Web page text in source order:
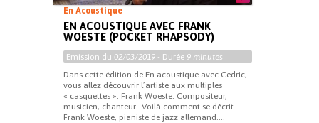
En Acoustique
EN ACOUSTIQUE AVEC FRANK
WOESTE (POCKET RHAPSODY)
Emission du 02/03/2019 - Durée 9 minutes
Dans cette édition de En acoustique avec Cedric,
vous allez découvrir l’artiste aux multiples
« casquettes »: Frank Woeste. Compositeur,
musicien, chanteur…Voilà comment se décrit
Frank Woeste, pianiste de jazz allemand....